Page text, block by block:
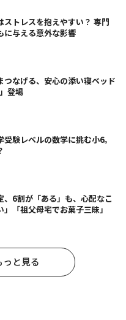
トレスを抱えやすい？ 専門
に与える意外な影響
つなげる、安心の添い寝ベッド
登場
受験レベルの数学に挑む小6。
、6割が「ある」も、心配なこ
「祖父母宅でお菓子三昧」
と見る